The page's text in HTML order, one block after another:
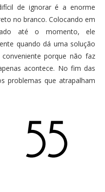
de ignorar é a enorme
no branco. Colocando em
até o momento, ele
quando dá uma solução
porque não faz
acontece. No fim das
problemas que atrapalham